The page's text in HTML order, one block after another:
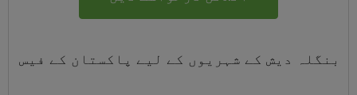
بنگلہ دیش کے شہریوں کے لیے پاکستان کے فیس